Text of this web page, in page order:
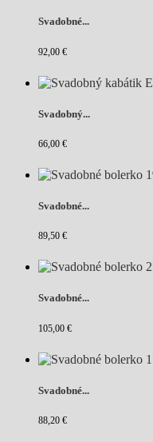
Svadobné...
92,00 €
Svadobný...
66,00 €
Svadobné...
89,50 €
Svadobné...
105,00 €
Svadobné...
88,20 €